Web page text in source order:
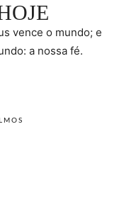
vence o mundo; e
a nossa fé.